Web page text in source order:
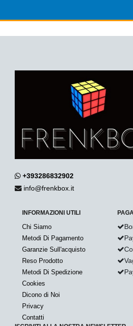
+393286832902
info@frenkbox.it
INFORMAZIONI UTILI
Chi Siamo
Metodi Di Pagamento
Garanzie Sull'acquisto
Reso Prodotto
Metodi Di Spedizione
Cookies
Dicono di Noi
Privacy
Contatti